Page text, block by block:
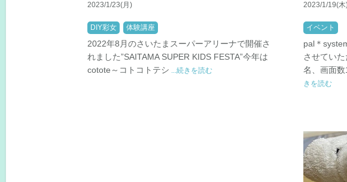
2023/1/23(月)
DIY彩女 体験講座
2022年8月のさいたまスーパーアリーナで開催さ
れました”SAITAMA SUPER KIDS FESTA”今年は
cotote～コトコトテシ ...続きを読む
2023/1/19(木
イベント
pal＊
させてい
名、画面
きを読む